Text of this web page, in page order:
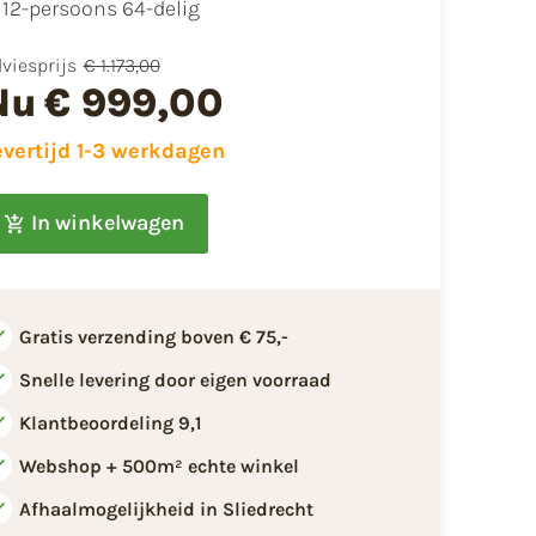
12-persoons 64-delig
€ 1.173,00
€ 999,00
1-3 werkdagen
In winkelwagen
Gratis verzending boven € 75,-
Snelle levering door eigen voorraad
Klantbeoordeling 9,1
Webshop + 500m² echte winkel
Afhaalmogelijkheid in Sliedrecht